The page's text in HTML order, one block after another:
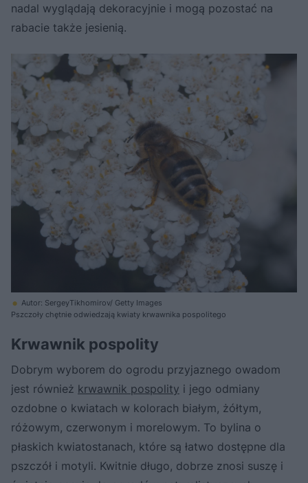
nadal wyglądają dekoracyjnie i mogą pozostać na
rabacie także jesienią.
Autor: SergeyTikhomirov/ Getty Images
Pszczoły chętnie odwiedzają kwiaty krwawnika pospolitego
Krwawnik pospolity
Dobrym wyborem do ogrodu przyjaznego owadom
jest również krwawnik pospolity i jego odmiany
ozdobne o kwiatach w kolorach białym, żółtym,
różowym, czerwonym i morelowym. To bylina o
płaskich kwiatostanach, które są łatwo dostępne dla
pszczół i motyli. Kwitnie długo, dobrze znosi suszę i